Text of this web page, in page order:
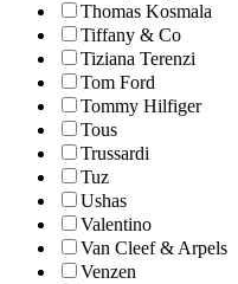
Thomas Kosmala
Tiffany & Co
Tiziana Terenzi
Tom Ford
Tommy Hilfiger
Tous
Trussardi
Tuz
Ushas
Valentino
Van Cleef & Arpels
Venzen